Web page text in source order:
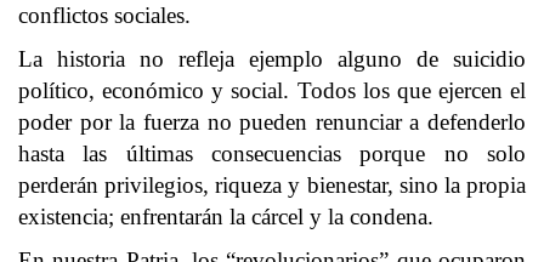
conflictos sociales.
La historia no refleja ejemplo alguno de suicidio
político, económico y social. Todos los que ejercen el
poder por la fuerza no pueden renunciar a defenderlo
hasta las últimas consecuencias porque no solo
perderán privilegios, riqueza y bienestar, sino la propia
existencia; enfrentarán la cárcel y la condena.